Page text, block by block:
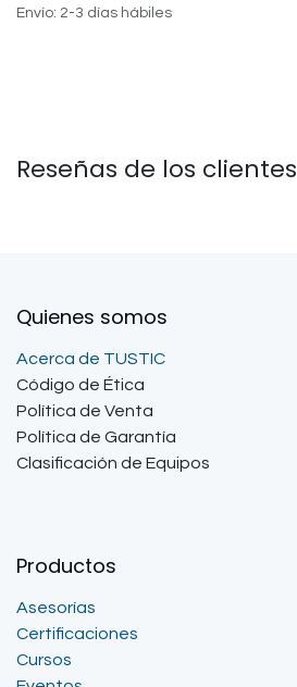
Envío: 2-3 días hábiles
Reseñas de los clientes
Quienes somos
Acerca de TUSTIC
Código de Ética
Política de Venta
Política de Garantía
Clasificación de Equipos
Productos
Asesorías
Certificaciones
Cursos